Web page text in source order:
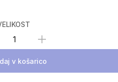
Izberite količino
v košarico